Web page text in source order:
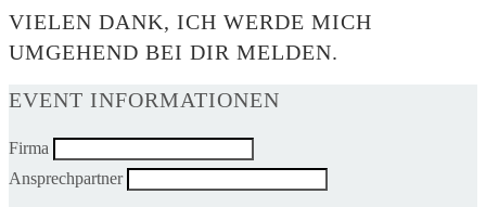
VIELEN DANK, ICH WERDE MICH
UMGEHEND BEI DIR MELDEN.
EVENT INFORMATIONEN
Firma
Ansprechpartner